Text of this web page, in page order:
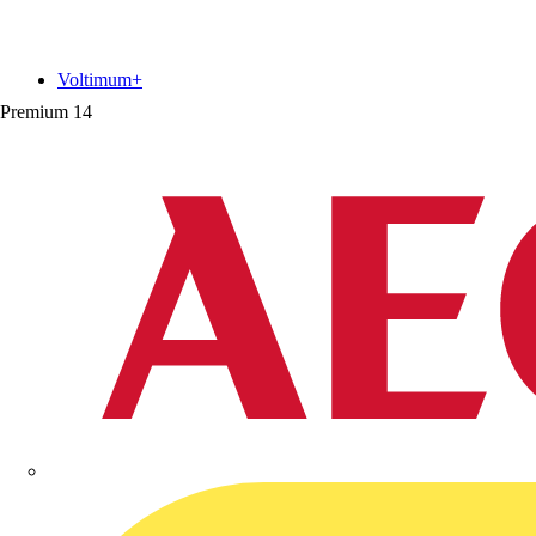
Premium 14
Voltimum+